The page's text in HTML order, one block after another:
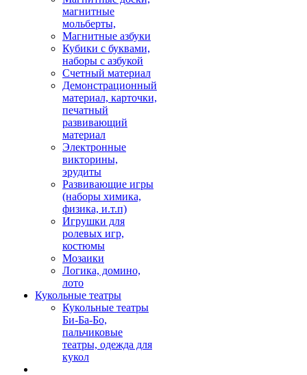
магнитные
мольберты,
Магнитные азбуки
Кубики с буквами,
наборы с азбукой
Счетный материал
Демонстрационный
материал, карточки,
печатный
развивающий
материал
Электронные
викторины,
эрудиты
Развивающие игры
(наборы химика,
физика, и.т.п)
Игрушки для
ролевых игр,
костюмы
Мозаики
Логика, домино,
лото
Кукольные театры
Кукольные театры
Би-Ба-Бо,
пальчиковые
театры, одежда для
кукол